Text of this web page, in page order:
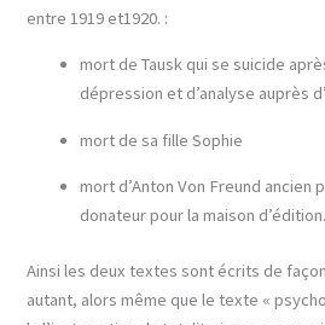
entre 1919 et1920. :
mort de Tausk qui se suicide
dépression et d’analyse auprès
mort de sa fille Sophie
mort d’Anton Von Freund ancien
donateur pour la maison d’édition.
Ainsi les deux textes sont écrits de
autant, alors même que le texte «